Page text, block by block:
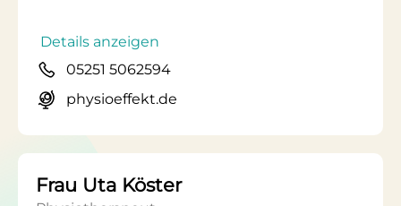
Details anzeigen
05251 5062594
physioeffekt.de
Frau Uta Köster